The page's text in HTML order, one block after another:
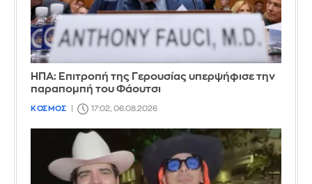
ΗΠΑ: Επιτροπή της Γερουσίας υπερψήφισε την
παραπομπή του Φάουτσι
ΚΟΣΜΟΣ 17:02, 06.08.2026